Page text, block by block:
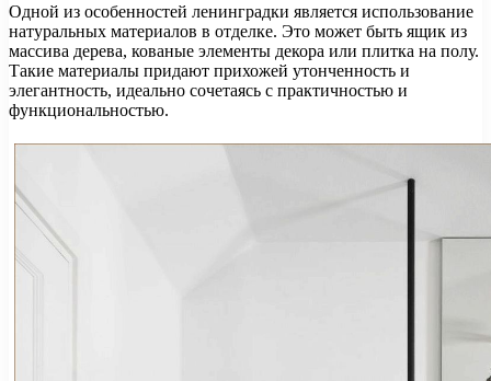
Одной из особенностей ленинградки является использование
натуральных материалов в отделке. Это может быть ящик из
массива дерева, кованые элементы декора или плитка на полу.
Такие материалы придают прихожей утонченность и
элегантность, идеально сочетаясь с практичностью и
функциональностью.